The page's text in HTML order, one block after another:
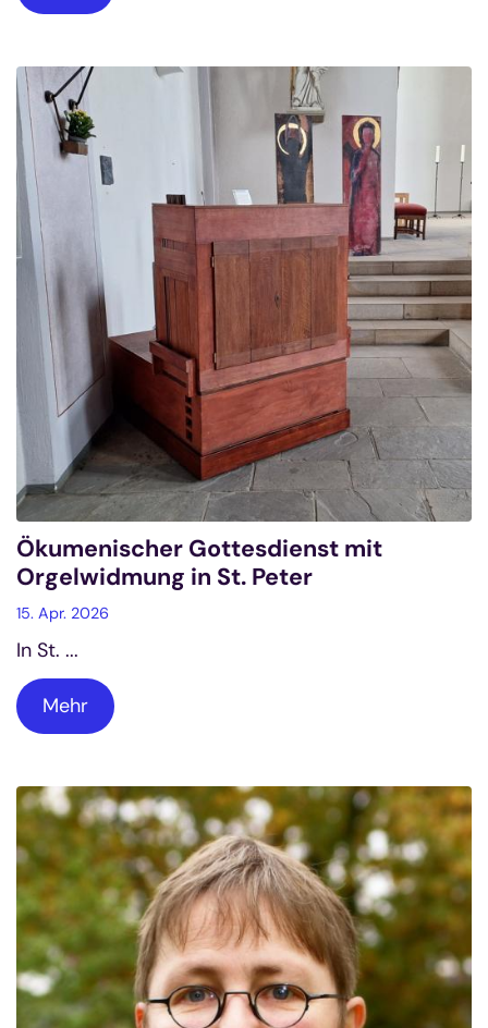
Ökumenischer Gottesdienst mit
Orgelwidmung in St. Peter
15. Apr. 2026
In St. ...
Mehr